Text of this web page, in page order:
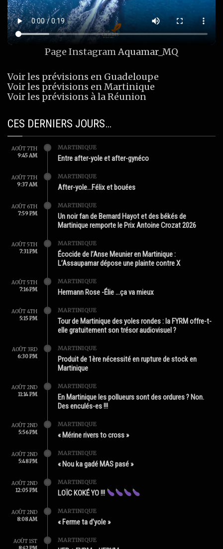
Page InstagramAquamar_MQ
Voir les prévisions en Guadeloupe
Voir les prévisions en Martinique
Voir les prévisions à la Réunion
CES DERNIERS JOURS…
AOÛT 7TH
9:45 AM
MARTINIQUE
Entre after-yole et after-gynéco
AOÛT 7TH
9:37 AM
MARTINIQUE
After-yole…Félix et bouées
AOÛT 6TH
7:59 PM
MARTINIQUE
Un noir fan de Bernard Hayot et des békés de
Martinique remporte le Prix Antoine Crozat 2026
AOÛT 5TH
7:31 PM
MARTINIQUE
Écocide de l’Anse Meunier en Martinique :
L’Assaupamar dépose une plainte contre X
AOÛT 5TH
7:16 PM
MARTINIQUE
Hermann Rose -Élie …ça va mieux
AOÛT 4TH
5:15 PM
MARTINIQUE
Tour de Martinique des yoles rondes : la FYRM offre-t-
elle gratuitement son trésor audiovisuel ?
AOÛT 3RD
6:30 PM
MARTINIQUE
Produit de 1ère nécessité en rupture de stock en
Martinique
AOÛT 2ND
11:14 PM
MARTINIQUE
En Martinique les pollueurs sont des ordures ? Non.
Des enculés-es !!!
AOÛT 2ND
5:56 PM
MARTINIQUE
« Mérine rivers to cross »
AOÛT 2ND
5:48 PM
MARTINIQUE
« Nou ka gadé MAS pasé »
AOÛT 2ND
12:05 PM
MARTINIQUE
LOÏC KOKÉ YO !!!
AOÛT 2ND
8:08 AM
MARTINIQUE
« Ferme ta d’yole »
AOÛT 1ST
MARTINIQUE